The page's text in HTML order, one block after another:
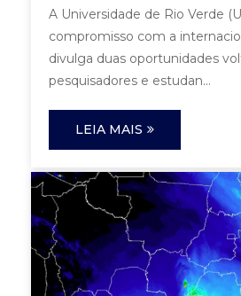
A Universidade de Rio Verde
compromisso com a
divulga duas oportunidades
pesquisadores e estudan...
LEIA MAIS